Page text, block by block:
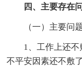
四、主要存在
（一）主要问
1、工作上还
不平安因素还不敷了